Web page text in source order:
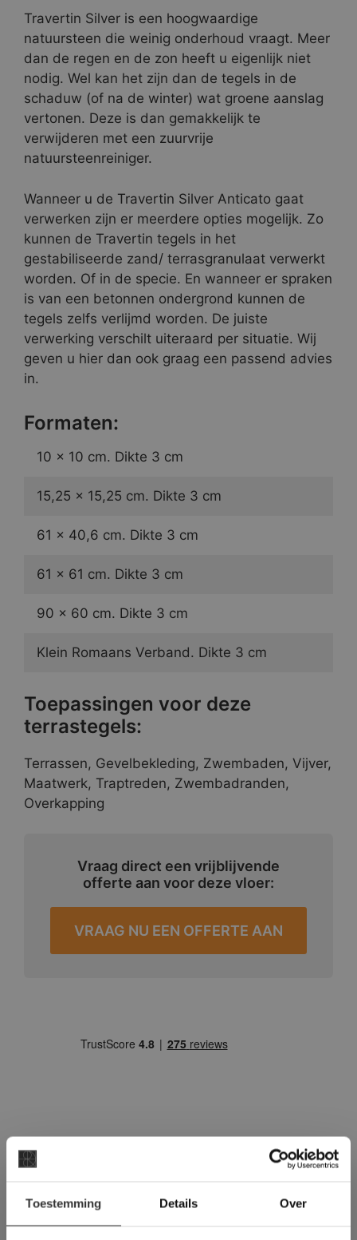
Toestemming Details Over
Travertin Silver is een hoogwaardige
natuursteen die weinig onderhoud vraagt. Meer
dan de regen en de zon heeft u eigenlijk niet
nodig. Wel kan het zijn dan de tegels in de
schaduw (of na de winter) wat groene aanslag
vertonen. Deze is dan gemakkelijk te
verwijderen met een zuurvrije
natuursteenreiniger.
Wanneer u de Travertin Silver Anticato gaat
verwerken zijn er meerdere opties mogelijk. Zo
kunnen de Travertin tegels in het
gestabiliseerde zand/ terrasgranulaat verwerkt
worden. Of in de specie. En wanneer er spraken
is van een betonnen ondergrond kunnen de
tegels zelfs verlijmd worden. De juiste
verwerking verschilt uiteraard per situatie. Wij
geven u hier dan ook graag een passend advies
in.
Formaten:
10 x 10 cm. Dikte 3 cm
15,25 x 15,25 cm. Dikte 3 cm
61 x 40,6 cm. Dikte 3 cm
61 x 61 cm. Dikte 3 cm
90 x 60 cm. Dikte 3 cm
Klein Romaans Verband. Dikte 3 cm
Toepassingen voor deze
terrastegels:
Terrassen, Gevelbekleding, Zwembaden, Vijver,
Maatwerk, Traptreden, Zwembadranden,
Overkapping
Vraag direct een vrijblijvende
offerte aan voor deze vloer:
VRAAG NU EEN OFFERTE AAN
vrijblijvende offerte aan:
Deze website maakt
gebruik van cookies.